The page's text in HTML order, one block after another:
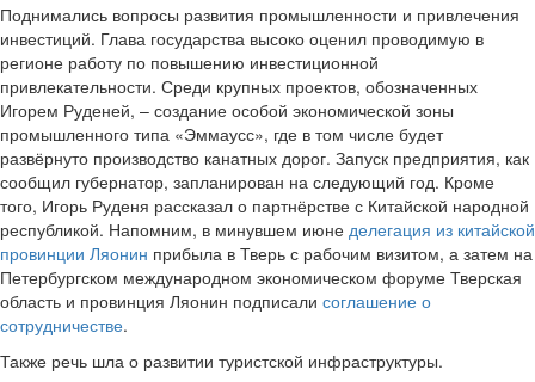
Поднимались вопросы развития промышленности и привлечения
инвестиций. Глава государства высоко оценил проводимую в
регионе работу по повышению инвестиционной
привлекательности. Среди крупных проектов, обозначенных
Игорем Руденей, – создание особой экономической зоны
промышленного типа «Эммаусс», где в том числе будет
развёрнуто производство канатных дорог. Запуск предприятия, как
сообщил губернатор, запланирован на следующий год. Кроме
того, Игорь Руденя рассказал о партнёрстве с Китайской народной
республикой. Напомним, в минувшем июне делегация из китайской
провинции Ляонин прибыла в Тверь с рабочим визитом, а затем на
Петербургском международном экономическом форуме Тверская
область и провинция Ляонин подписали соглашение о
сотрудничестве.
Также речь шла о развитии туристской инфраструктуры.